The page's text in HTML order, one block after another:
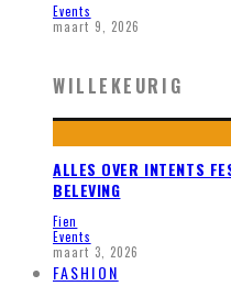
Events
maart 9, 2026
WILLEKEURIG
ALLES OVER INTENTS
BELEVING
Fien
Events
maart 3, 2026
FASHION